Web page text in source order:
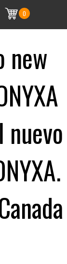
0
new
nuevo